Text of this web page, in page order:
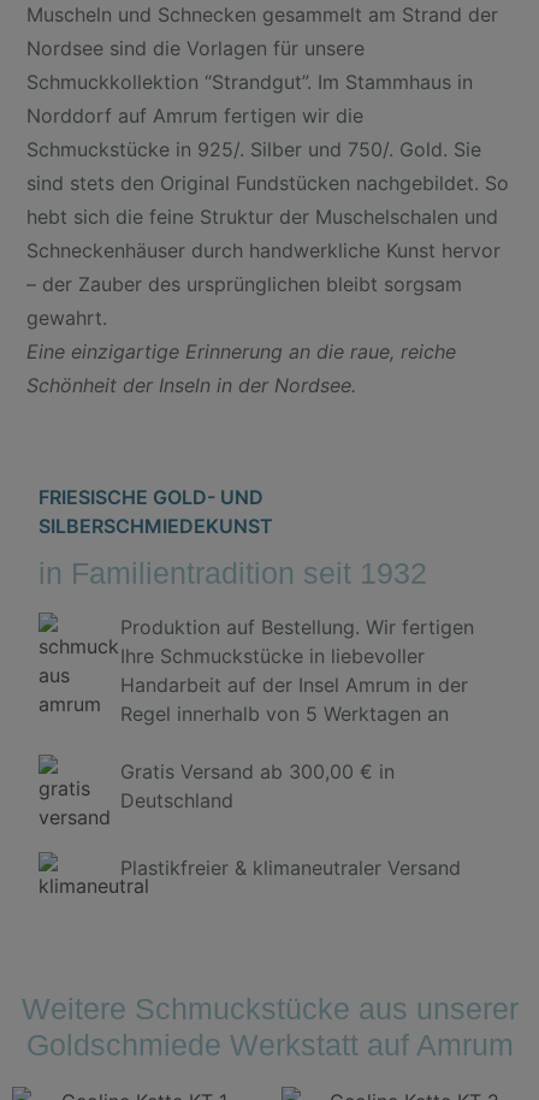
Muscheln und Schnecken gesammelt am Strand der
Nordsee sind die Vorlagen für unsere
Schmuckkollektion “Strandgut”. Im Stammhaus in
Norddorf auf Amrum fertigen wir die
Schmuckstücke in 925/. Silber und 750/. Gold. Sie
sind stets den Original Fundstücken nachgebildet. So
hebt sich die feine Struktur der Muschelschalen und
Schneckenhäuser durch handwerkliche Kunst hervor
– der Zauber des ursprünglichen bleibt sorgsam
gewahrt.
Eine einzigartige Erinnerung an die raue, reiche
Schönheit der Inseln in der Nordsee.
FRIESISCHE GOLD- UND
SILBERSCHMIEDEKUNST
in Familientradition seit 1932
Produktion auf Bestellung. Wir fertigen
Ihre Schmuckstücke in liebevoller
Handarbeit auf der Insel Amrum in der
Regel innerhalb von 5 Werktagen an
Gratis Versand ab 300,00 € in
Deutschland
Plastikfreier & klimaneutraler Versand
Weitere Schmuckstücke aus unserer
Goldschmiede Werkstatt auf Amrum